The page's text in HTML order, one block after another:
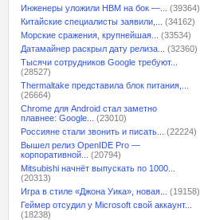
Инженеры уложили HBM на бок —...
(39364)
Китайские специалисты заявили,...
(34162)
Морские сражения, крупнейшая...
(33534)
Датамайнер раскрыл дату релиза...
(32360)
Тысячи сотрудников Google требуют...
(28527)
Thermaltake представила блок питания,...
(26664)
Chrome для Android стал заметно
плавнее: Google...
(23010)
Россияне стали звонить и писать...
(22224)
Вышел релиз OpenIDE Pro —
корпоративной...
(20794)
Mitsubishi начнёт выпускать по 1000...
(20313)
Игра в стиле «Джона Уика», новая...
(19158)
Геймер отсудил у Microsoft свой аккаунт...
(18238)